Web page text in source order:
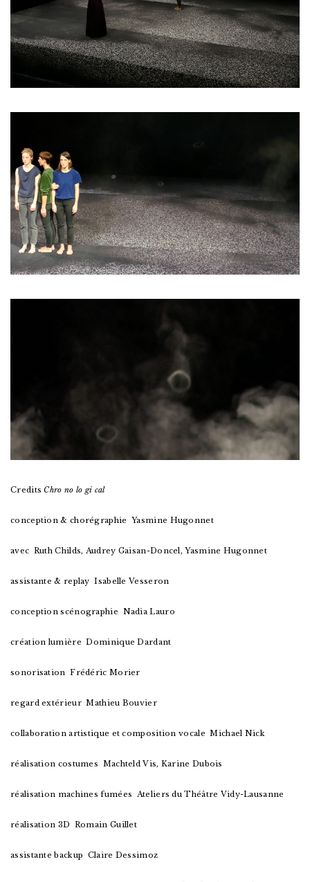
CreditsChro no lo gi cal
conception & chorégraphie Yasmine Hugonnet
avec Ruth Childs, Audrey Gaisan-Doncel, Yasmine Hugonnet
assistante & replay Isabelle Vesseron
conception scénographie Nadia Lauro
création lumière Dominique Dardant
sonorisation Frédéric Morier
regard extérieur Mathieu Bouvier
collaboration artistique et composition vocale Michael Nick
réalisation costumes Machteld Vis, Karine Dubois
réalisation machines fumées Ateliers du Théâtre Vidy-Lausanne
réalisation 3D Romain Guillet
assistante backup Claire Dessimoz